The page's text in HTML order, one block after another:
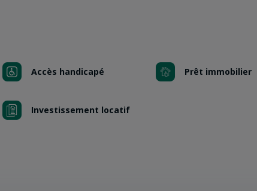
Accès handicapé Prêt immobilier
Investissement locatif